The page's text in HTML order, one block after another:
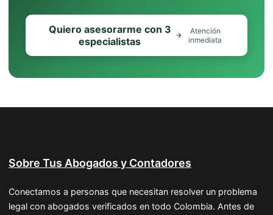
Quiero asesorarme con 3
especialistas
Atención
inmediata
Sobre Tus Abogados y Contadores
Conectamos a personas que necesitan resolver un problema
legal con abogados verificados en todo Colombia. Antes de